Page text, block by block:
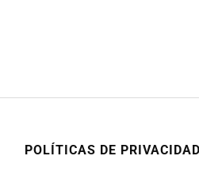
POLÍTICAS DE PRIVACIDAD